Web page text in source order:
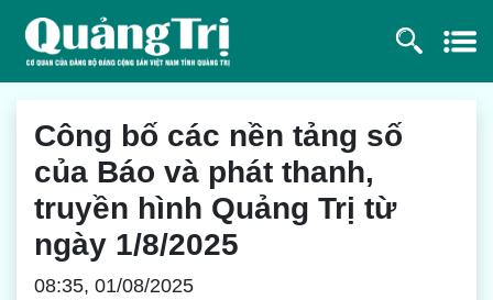
Công bố các nền tảng số
của Báo và phát thanh,
truyền hình Quảng Trị từ
ngày 1/8/2025
08:35, 01/08/2025